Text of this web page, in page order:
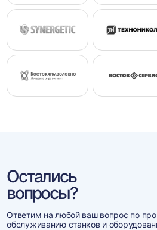
Остались
вопросы?
Ответим на любой ваш вопрос по
обслуживанию станков и